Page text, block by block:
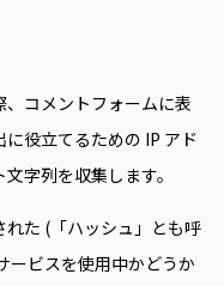
コメントフォームに表
役立てるための IP アド
字列を収集します。
た (「ハッシュ」とも呼
ービスを使用中かどうか